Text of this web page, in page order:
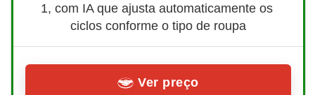
1, com IA que ajusta automaticamente os
ciclos conforme o tipo de roupa
Ver preço